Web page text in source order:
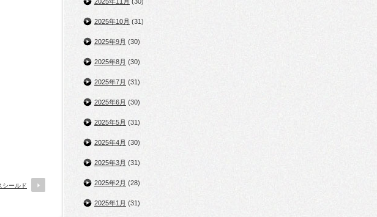
シールド
2025年10月 (31)
2025年9月 (30)
2025年8月 (30)
2025年7月 (31)
2025年6月 (30)
2025年5月 (31)
2025年4月 (30)
2025年3月 (31)
2025年2月 (28)
2025年1月 (31)